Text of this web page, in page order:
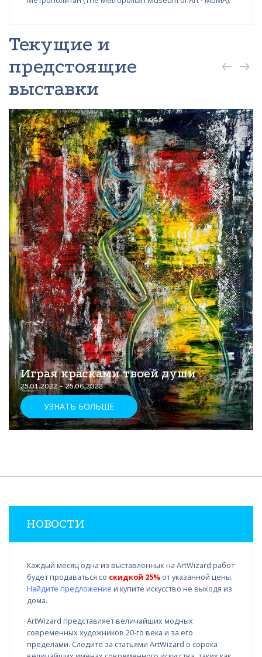
Текущие и
предстоящие
выставки
Играя красками твоей души
25.01.2022 - 25.06.2022
УЗНАТЬ БОЛЬШЕ
НОВОСТИ
Каждый месяц одна из выставленных на ArtWizard работ
будет продаваться со скидкой 25% от указанной цены.
Найдите предложение и купите искусство не выходя из
дома.
ArtWizard представляет величайших модных
современных художников 20-го века и за его
пределами. Следите за статьями ArtWizard о сорока